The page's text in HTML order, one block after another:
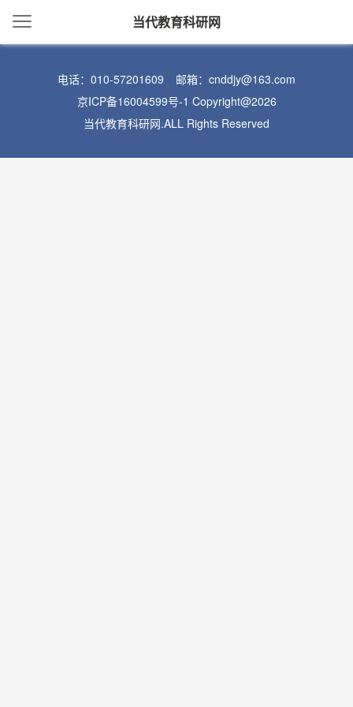
当代教育科研网
电话：010-57201609
邮箱：cnddjy@163.com
京ICP备16004599号-1 Copyright@2026
当代教育科研网.ALL Rights Reserved